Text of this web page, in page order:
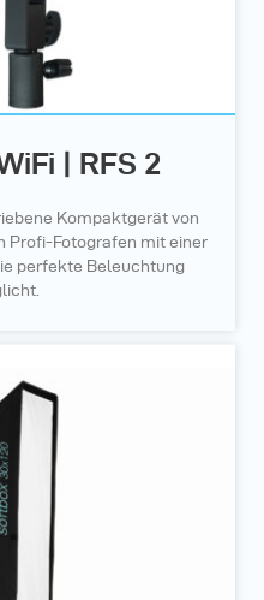
| RFS 2
Kompaktgerät von
Profi-Fotografen mit einer
perfekte Beleuchtung